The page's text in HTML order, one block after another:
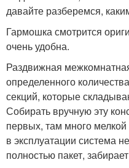
давайте разберемся,
Гармошка смотрится
очень удобна.
Раздвижная
определенного
секций, которые
Собирать вручную эту
первых, там много
в эксплуатации система
полностью пакет,